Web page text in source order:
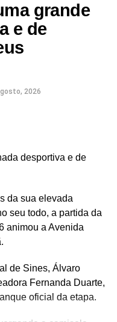
grande
e de
2026
desportiva e de
da sua elevada
seu todo, a partida da
animou a Avenida
de Sines, Álvaro
Fernanda Duarte,
oficial da etapa.